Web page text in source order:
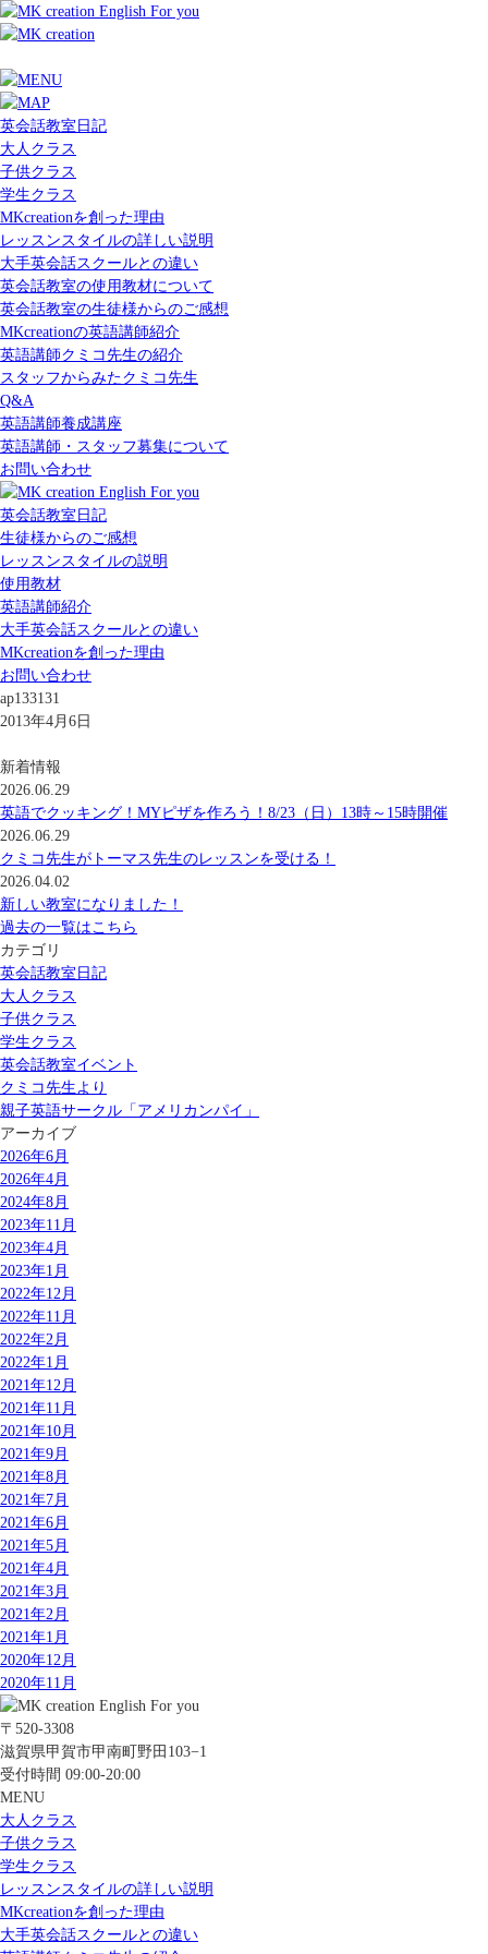
英会話教室日記
大人クラス
子供クラス
学生クラス
MKcreationを創った理由
レッスンスタイルの詳しい説明
大手英会話スクールとの違い
英会話教室の使用教材について
英会話教室の生徒様からのご感想
MKcreationの英語講師紹介
英語講師クミコ先生の紹介
スタッフからみたクミコ先生
Q&A
英語講師養成講座
英語講師・スタッフ募集について
お問い合わせ
英会話教室日記
生徒様からのご感想
レッスンスタイルの説明
使用教材
英語講師紹介
大手英会話スクールとの違い
MKcreationを創った理由
お問い合わせ
ap133131
2013年4月6日
新着情報
2026.06.29
英語でクッキング！MYピザを作ろう！8/23（日）13時～15時開催
2026.06.29
クミコ先生がトーマス先生のレッスンを受ける！
2026.04.02
新しい教室になりました！
過去の一覧はこちら
カテゴリ
英会話教室日記
大人クラス
子供クラス
学生クラス
英会話教室イベント
クミコ先生より
親子英語サークル「アメリカンパイ」
アーカイブ
2026年6月
2026年4月
2024年8月
2023年11月
2023年4月
2023年1月
2022年12月
2022年11月
2022年2月
2022年1月
2021年12月
2021年11月
2021年10月
2021年9月
2021年8月
2021年7月
2021年6月
2021年5月
2021年4月
2021年3月
2021年2月
2021年1月
2020年12月
2020年11月
〒520-3308
滋賀県甲賀市甲南町野田103−1
受付時間 09:00-20:00
MENU
大人クラス
子供クラス
学生クラス
レッスンスタイルの詳しい説明
MKcreationを創った理由
大手英会話スクールとの違い